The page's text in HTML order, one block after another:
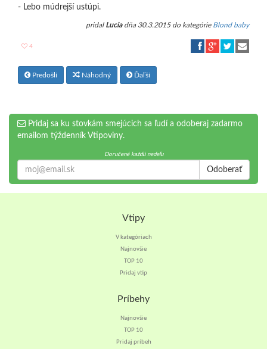
- Lebo múdrejší ustúpi.
pridal Luciadňa 30.3.2015 do kategórie Blond baby
4
Predošlí Náhodný Ďaľší
Pridaj sa ku stovkám smejúcich sa ľudí a odoberaj zadarmo
emailom týždenník Vtipoviny.
Doručené každú nedeľu
Odoberať
Vtipy
V kategóriach
Najnovšie
TOP 10
Pridaj vtip
Príbehy
Najnovšie
TOP 10
Pridaj príbeh